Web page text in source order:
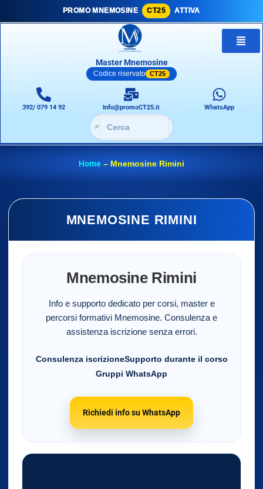
PROMO MNEMOSINE CT25 ATTIVA
Master Mnemosine
Codice riservato CT25
392/ 079 14 92 Info@promoCT25.it WhatsApp
🔎
Home – Mnemosine Rimini
MNEMOSINE RIMINI
Mnemosine Rimini
Info e supporto dedicato per corsi, master e
percorsi formativi Mnemosine. Consulenza e
assistenza iscrizione senza errori.
Consulenza iscrizioneSupporto durante il corso
Gruppi WhatsApp
Richiedi info su WhatsApp